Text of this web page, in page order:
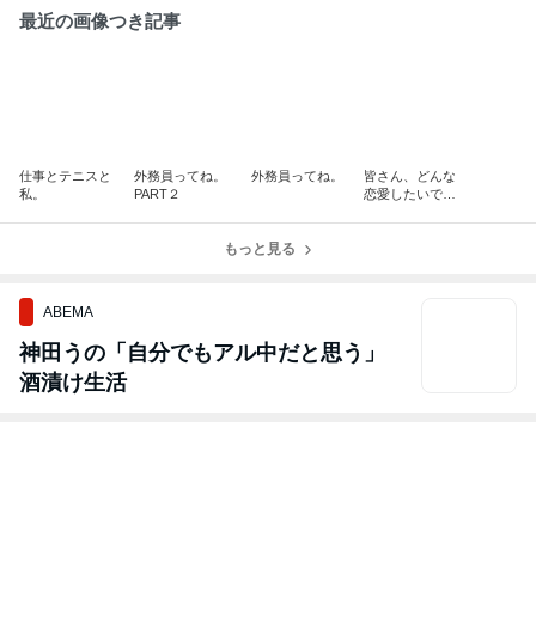
最近の画像つき記事
仕事とテニスと
私。
外務員ってね。
PART２
外務員ってね。
皆さん、どんな
恋愛したいです
もっと見る
ABEMA
神田うの「自分でもアル中だと思う」
酒漬け生活